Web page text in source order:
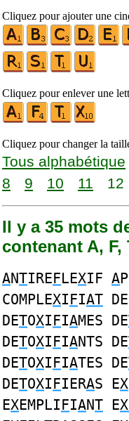
Cliquez pour ajouter une
Cliquez pour enlever une
Cliquez pour changer la
Tous alphabétique
8
9 10 11 12
Il y a 35 mots
contenant A, F,
ANTIREFLEXIF A
COMPLEXIFIAT
DETOXIFIAMES DE
DETOXIFIANTS DE
DETOXIFIATES DE
DETOXIFIERAS EX
EXEMPLIFIANT E